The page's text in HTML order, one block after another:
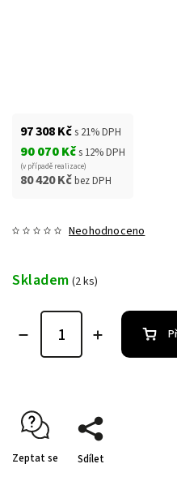
97 308 Kčs 21% DPH
90 070 Kčs 12% DPH
(v případě realizace)
80 420 Kčbez DPH
Neohodnoceno
Skladem (2 ks)
Zeptat se Sdílet